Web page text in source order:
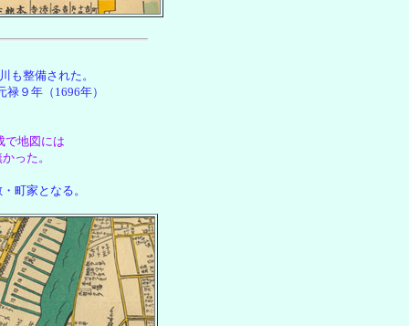
も整備された。
９年（1696年）
地図には
った。
町家となる。